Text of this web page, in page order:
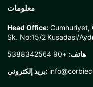
معلومات
Head Office: Cumhuriyet,
Sk. No:15/2 Kusadasi/
هاتف: +90 5388342564
بريد إلكتروني: